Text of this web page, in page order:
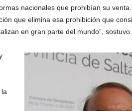
nacionales que prohibían su
que elimina esa prohibición que
en gran parte del mundo”, sostuvo.